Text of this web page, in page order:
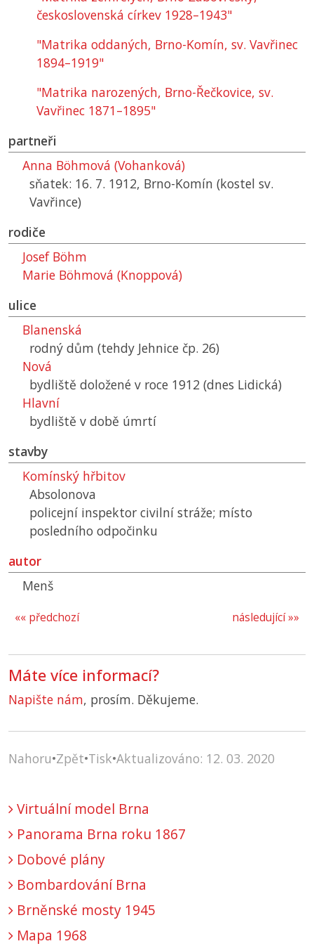
československá církev 1928–1943"
"Matrika oddaných, Brno-Komín, sv. Vavřinec
1894–1919"
"Matrika narozených, Brno-Řečkovice, sv.
Vavřinec 1871–1895"
partneři
Anna Böhmová (Vohanková)
sňatek: 16. 7. 1912, Brno-Komín (kostel sv.
Vavřince)
rodiče
Josef Böhm
Marie Böhmová (Knoppová)
ulice
Blanenská
rodný dům (tehdy Jehnice čp. 26)
Nová
bydliště doložené v roce 1912 (dnes Lidická)
Hlavní
bydliště v době úmrtí
stavby
Komínský hřbitov
Absolonova
policejní inspektor civilní stráže; místo
posledního odpočinku
autor
Menš
následující »»
«« předchozí
Máte více informací?
Napište nám, prosím. Děkujeme.
Nahoru•Zpět•Tisk•Aktualizováno: 12. 03. 2020
Virtuální model Brna
Panorama Brna roku 1867
Dobové plány
Bombardování Brna
Brněnské mosty 1945
Mapa 1968